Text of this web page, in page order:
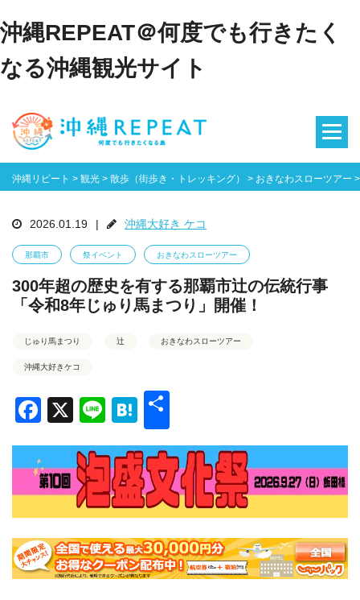
沖縄REPEAT＠何度でも行きたく
なる沖縄観光サイト
沖縄リピート > 観光 > 散歩（街歩き・トレッキング） > おきなわスローツアー
2026.01.19 | 沖縄大好き ケコ
那覇市 祭イベント おきなわスローツアー
300年超の歴史を有する那覇市辻の伝統行事
「令和8年じゅり馬まつり」開催！
じゅり馬まつり 辻 おきなわスローツアー
沖縄大好きケコ
Facebook
X LineHatena